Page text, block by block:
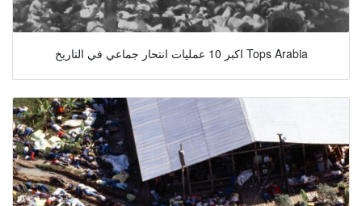
اكبر 10 عمليات انتحار جماعي في التاريخ Tops Arabia